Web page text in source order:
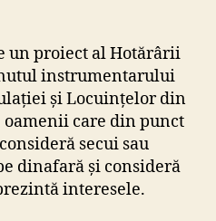
un proiect al Hotărârii
instrumentarului
și Locuințelor din
oamenii care din punct
secui sau
dinafară și consideră
interesele.